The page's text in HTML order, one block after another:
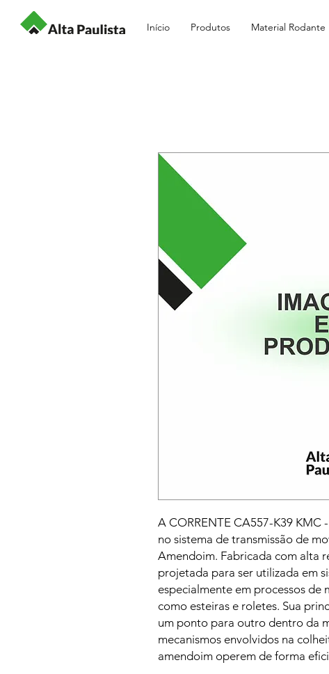
Início Produtos Material Rodante
A CORRENTE CA557-K39 KMC
no sistema de transmissão de
Amendoim. Fabricada com alta
projetada para ser utilizada em
especialmente em processos
como esteiras e roletes. Sua
um ponto para outro dentro da
mecanismos envolvidos na
amendoim operem de forma